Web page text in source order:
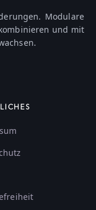
Modulare
und mit